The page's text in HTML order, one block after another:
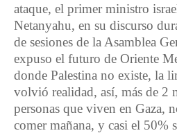
ataque, el primer ministro
Netanyahu, en su discurso
de sesiones de la Asamblea
expuso el futuro de Oriente
donde Palestina no existe, la
volvió realidad, así, más de 2
personas que viven en Gaza,
comer mañana, y casi el 50%